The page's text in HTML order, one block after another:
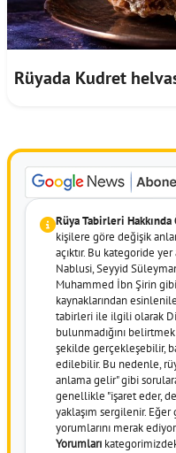
Rüyada Kudret
Rüya Tabirleri
kişilere göre değişik
açıktır. Bu kategoride
Nablusi, Seyyid
Muhammed İbn Şirin
kaynaklarından
tabirleri ile ilgili olarak
bulunmadığını
şekilde gerçekleşebilir,
edilebilir. Bu nedenle,
anlama gelir" gibi
genellikle "işaret eder,
yaklaşım sergilenir. Eğer
yorumlarını merak
Yorumları